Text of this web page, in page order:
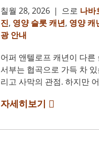
칠월 28, 2026 | 으로 나바
진, 영양 슬롯 캐년, 영양 캐
광 안내
어퍼 앤텔로프 캐년이 다
서부는 협곡으로 가득 차
리고 사막의 관점. 하지만
자세히보기